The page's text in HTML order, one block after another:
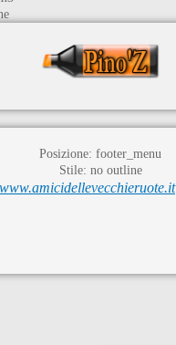
Posizione: footer_menu
Stile: no outline